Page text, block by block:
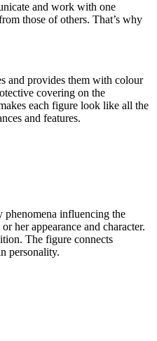
and work with one
those of others. That’s why
and provides them with colour
covering on the
each figure look like all the
and features.
phenomena influencing the
her appearance and character.
The figure connects
personality.